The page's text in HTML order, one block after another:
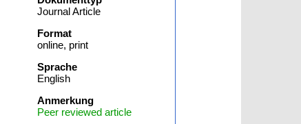
Journal Article
Format
online, print
Sprache
English
Anmerkung
Peer reviewed article